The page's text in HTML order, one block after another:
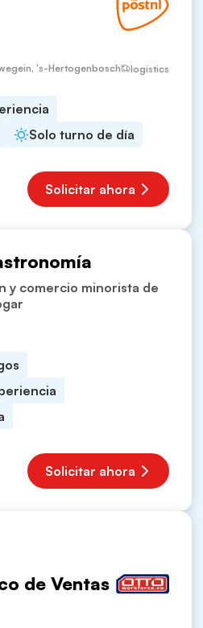
's-Hertogenbosch logistics
Solo turno de día
Solicitar ahora
y comercio minorista de
Solicitar ahora
de Ventas